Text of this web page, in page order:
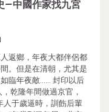
–中國作家找九宮
返鄉，年夜大都伴侶都
。但是在清朝，尤其是
臨年夜敵…… 封印以后
乾隆年間做過京官，
人于歲逼時，訓飭后輩